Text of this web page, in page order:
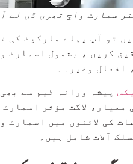
سمارٹ واچ تھری ڈی لے
تو آپ پہلے مارکیٹ کی
کریں ، بشمول اسمارٹ
افعال وغیرہ۔
پیشہ ورانہ ٹیم سے
کی لائنوں میں
آلات شامل ہیں۔